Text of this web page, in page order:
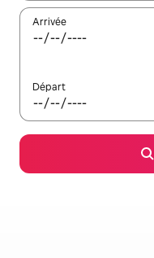
Arrivée
Départ